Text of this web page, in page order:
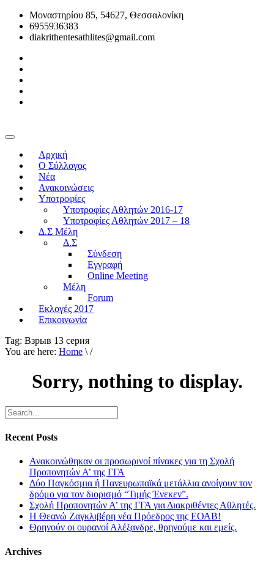
Μοναστηρίου 85, 54627, Θεσσαλονίκη
6955936383
diakrithentesathlites@gmail.com
Αρχική
O Σύλλογος
Νέα
Ανακοινώσεις
Υποτροφίες
Υποτροφίες Αθλητών 2016-17
Υποτροφίες Αθλητών 2017 – 18
Δ.Σ Μέλη
Δ.Σ
Σύνδεση
Εγγραφή
Online Meeting
Μέλη
Forum
Εκλογές 2017
Επικοινωνία
Tag: Взрыв 13 серия
You are here: Home \ /
Sorry, nothing to display.
Recent Posts
Ανακοινώθηκαν οι προσωρινοί πίνακες για τη Σχολή
Προπονητών Α’ της ΓΓΑ
Δύο Παγκόσμια ή Πανευρωπαϊκά μετάλλια ανοίγουν τον
δρόμο για τον διορισμό “Τιμής Ένεκεν”.
Σχολή Προπονητών Α’ της ΓΓΑ για Διακριθέντες Αθλητές.
Η Θεανώ Ζαγκλιβέρη νέα Πρόεδρος της ΕΟΑΒ!
Θρηνούν οι ουρανοί Αλέξανδρε, θρηνούμε και εμείς.
Archives